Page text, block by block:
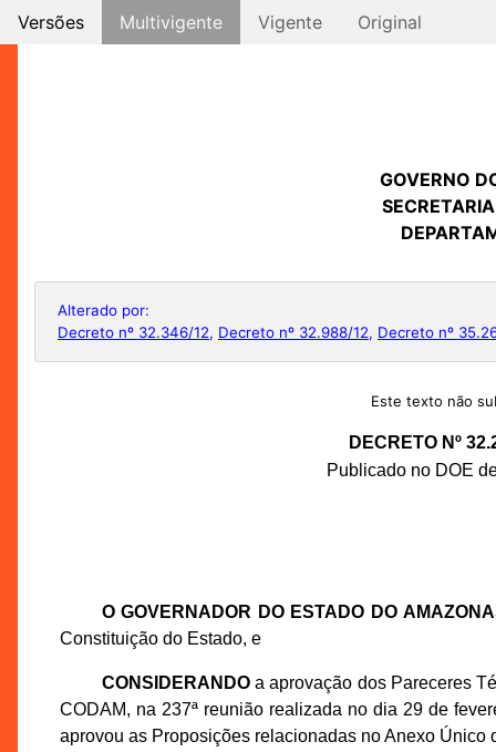
Versões Multivigente Vigente Original
GOVERNO
Alterado por:
Decreto nº 32.346/12, Decreto nº 32.988/12, Decreto nº
Este texto não
DECRETO Nº
Publicado no DOE
O GOVERNADOR DO ESTADO DO
Constituição do Estado, e
CONSIDERANDOa aprovação dos Pareceres
CODAM, na 237ª reunião realizada no dia 29 de
aprovou as Proposições relacionadas no Anexo Único